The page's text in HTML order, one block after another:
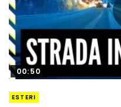
00:50
ESTERI